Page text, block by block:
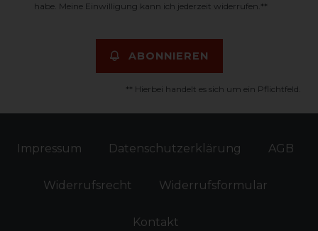
habe. Meine Einwilligung kann ich jederzeit widerrufen.**
ABONNIEREN
** Hierbei handelt es sich um ein Pflichtfeld.
Impressum Daten­schutz­erklärung AGB
Widerrufs­recht Widerrufs­formular
Kontakt